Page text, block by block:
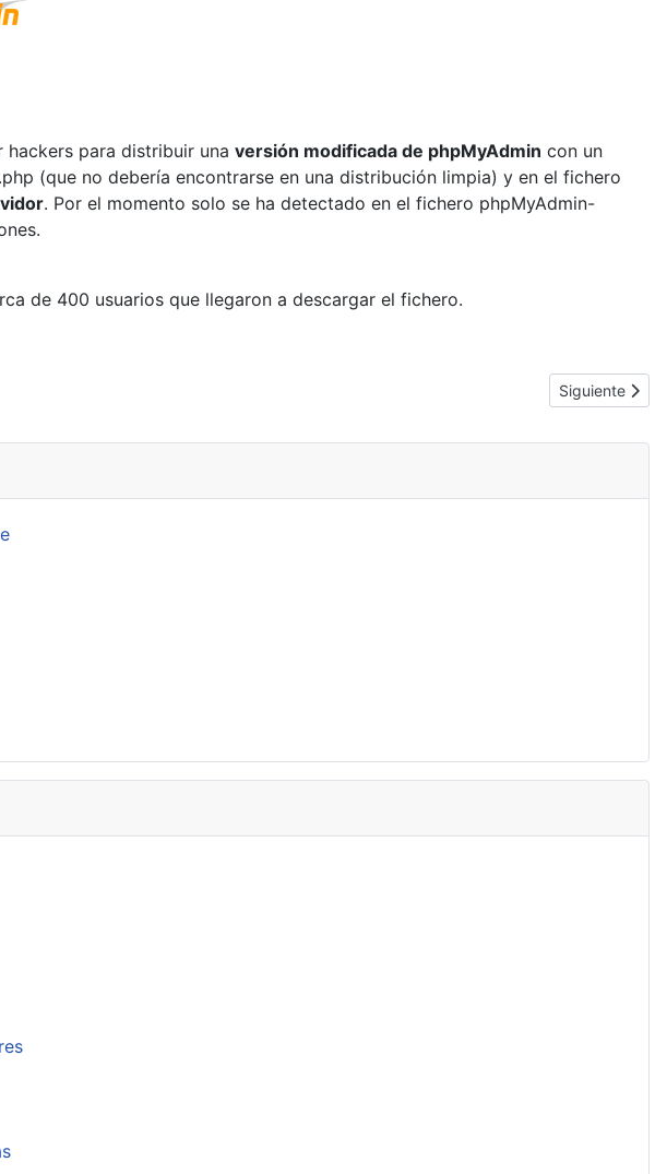
hackers para distribuir una versión modificada de phpMyAdmin con un
(que no debería encontrarse en una distribución limpia) y en el fichero
. Por el momento solo se ha detectado en el fichero phpMyAdmin-
de 400 usuarios que llegaron a descargar el fichero.
Artículo
Siguiente